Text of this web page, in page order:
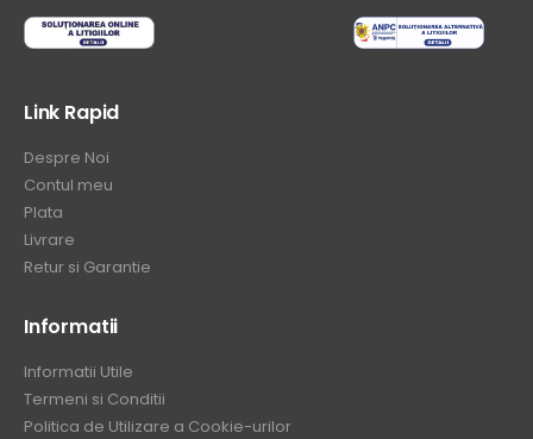
Link Rapid
Despre Noi
Contul meu
Plata
Livrare
Retur si Garantie
Informatii
Informatii Utile
Termeni si Conditii
Politica de Utilizare a Cookie-urilor